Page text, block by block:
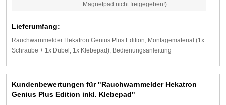
Magnetpad nicht freigegeben!)
Lieferumfang:
Rauchwarnmelder Hekatron Genius Plus Edition, Montagematerial (1x
Schraube + 1x Dübel, 1x Klebepad), Bedienungsanleitung
Kundenbewertungen für "Rauchwarnmelder Hekatron
Genius Plus Edition inkl. Klebepad"